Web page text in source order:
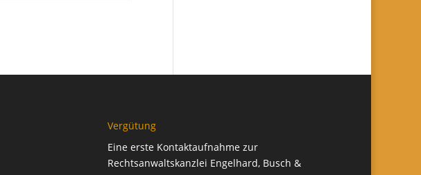
Vergütung
Eine erste Kontaktaufnahme zur
Rechtsanwaltskanzlei Engelhard, Busch &